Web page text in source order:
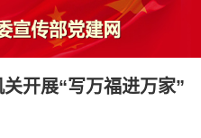
开展“写万福进万家”